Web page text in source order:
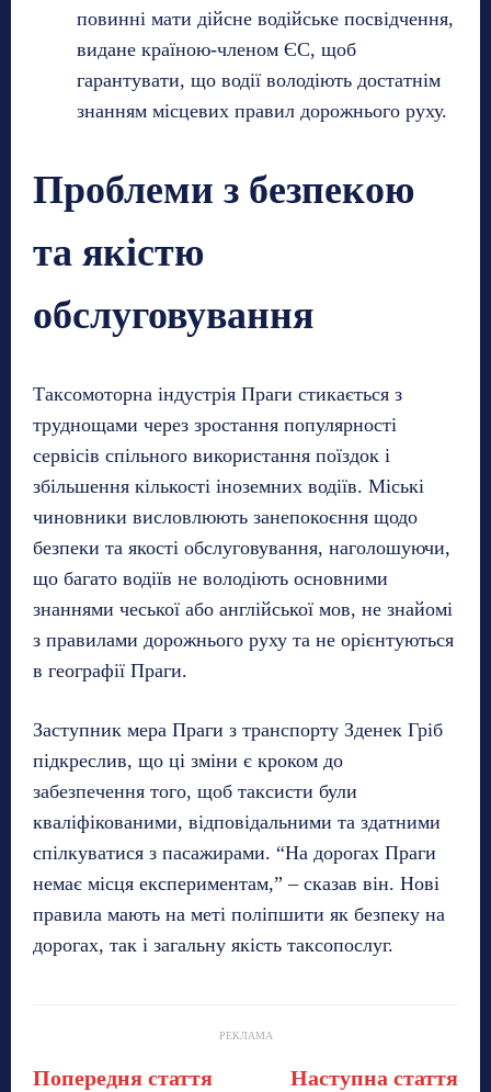
повинні мати дійсне водійське посвідчення,
видане країною-членом ЄС, щоб
гарантувати, що водії володіють достатнім
знанням місцевих правил дорожнього руху.
Проблеми з безпекою
та якістю
обслуговування
Таксомоторна індустрія Праги стикається з
труднощами через зростання популярності
сервісів спільного використання поїздок і
збільшення кількості іноземних водіїв. Міські
чиновники висловлюють занепокоєння щодо
безпеки та якості обслуговування, наголошуючи,
що багато водіїв не володіють основними
знаннями чеської або англійської мов, не знайомі
з правилами дорожнього руху та не орієнтуються
в географії Праги.
Заступник мера Праги з транспорту Зденек Гріб
підкреслив, що ці зміни є кроком до
забезпечення того, щоб таксисти були
кваліфікованими, відповідальними та здатними
спілкуватися з пасажирами. “На дорогах Праги
немає місця експериментам,” – сказав він. Нові
правила мають на меті поліпшити як безпеку на
дорогах, так і загальну якість таксопослуг.
РЕКЛАМА
Попередня стаття Наступна стаття